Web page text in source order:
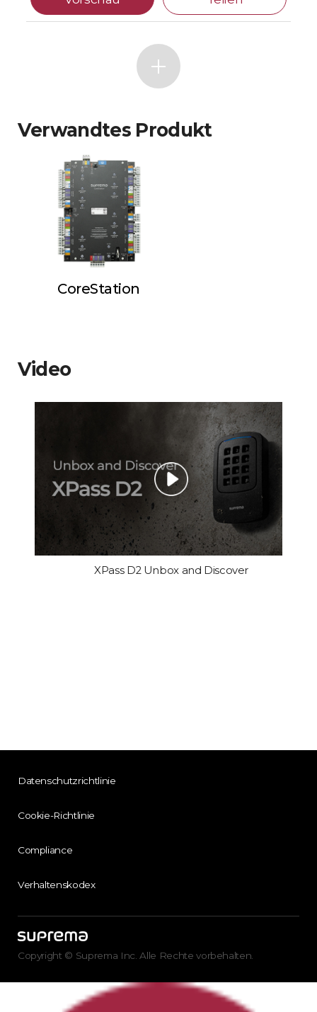
Verwandtes Produkt
CoreStation
Video
XPass D2 Unbox and Discover
Datenschutzrichtlinie
Cookie-Richtlinie
Compliance
Verhaltenskodex
Copyright © Suprema Inc. Alle Rechte vorbehalten.